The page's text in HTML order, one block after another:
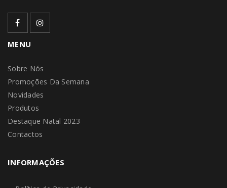
MENU
Sobre Nós
Promoções Da Semana
Novidades
Produtos
Destaque Natal 2023
Contactos
INFORMAÇÕES